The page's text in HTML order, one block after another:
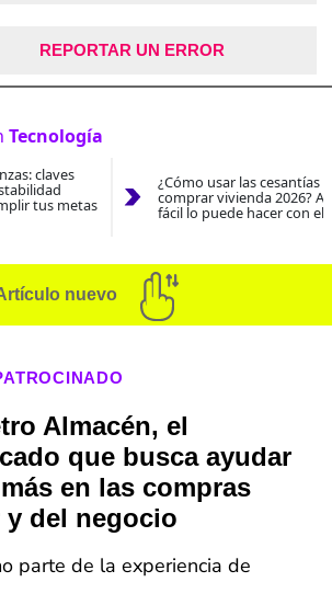
REPORTAR UN ERROR
Tecnología
claves
tus metas
¿Cómo usar las cesantías
comprar vivienda 2026?
fácil lo puede hacer con el
nuevo
Almacén, el
que busca ayudar
en las compras
y del negocio
parte de la experiencia de